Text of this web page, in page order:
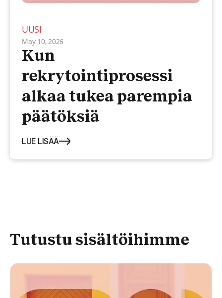
UUSI
May 10, 2026
Kun
rekrytointiprosessi
alkaa tukea parempia
päätöksiä
LUE LISÄÄ
Tutustu sisältöihimme